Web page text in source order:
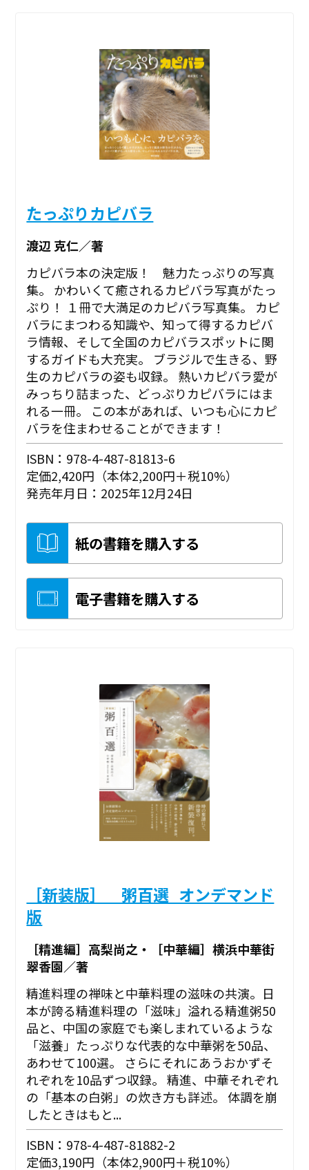
たっぷりカピバラ
渡辺 克仁／著
カピバラ本の決定版！ 魅力たっぷりの写真
集。 かわいくて癒されるカピバラ写真がたっ
ぷり！ １冊で大満足のカピバラ写真集。 カピ
バラにまつわる知識や、知って得するカピバ
ラ情報、そして全国のカピバラスポットに関
するガイドも大充実。 ブラジルで生きる、野
生のカピバラの姿も収録。 熱いカピバラ愛が
みっちり詰まった、どっぷりカピバラにはま
れる一冊。 この本があれば、いつも心にカピ
バラを住まわせることができます！
ISBN：978-4-487-81813-6
定価2,420円（本体2,200円＋税10%）
発売年月日：2025年12月24日
紙の書籍を購入する
電子書籍を購入する
［新装版］ 粥百選_オンデマンド
版
［精進編］高梨尚之・［中華編］横浜中華街
翠香園／著
精進料理の禅味と中華料理の滋味の共演。日
本が誇る精進料理の「滋味」溢れる精進粥50
品と、中国の家庭でも楽しまれているような
「滋養」たっぷりな代表的な中華粥を50品、
あわせて100選。 さらにそれにあうおかずそ
れぞれを10品ずつ収録。 精進、中華それぞれ
の「基本の白粥」の炊き方も詳述。 体調を崩
したときはもと...
ISBN：978-4-487-81882-2
定価3,190円（本体2,900円＋税10%）